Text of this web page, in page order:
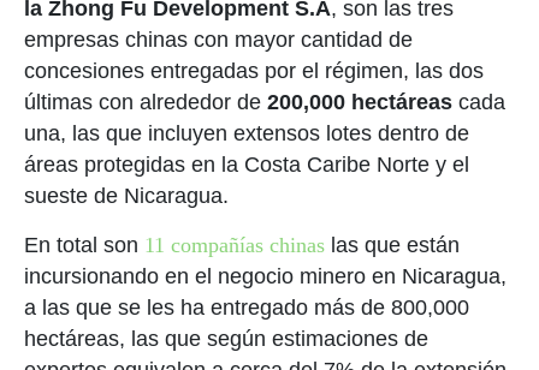
la Zhong Fu Development S.A, son las tres
empresas chinas con mayor cantidad de
concesiones entregadas por el régimen, las dos
últimas con alrededor de 200,000 hectáreas cada
una, las que incluyen extensos lotes dentro de
áreas protegidas en la Costa Caribe Norte y el
sueste de Nicaragua.
En total son 11 compañías chinas las que están
incursionando en el negocio minero en Nicaragua,
a las que se les ha entregado más de 800,000
hectáreas, las que según estimaciones de